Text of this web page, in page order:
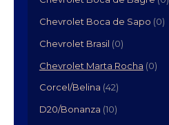
Chevrolet Boca de Sapo (0)
Chevrolet Brasil (0)
Chevrolet Marta Rocha (0)
Corcel/Belina (42)
D20/Bonanza (10)